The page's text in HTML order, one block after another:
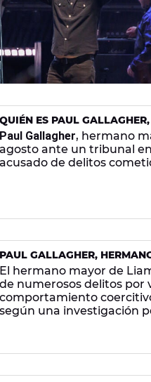
QUIÉN ES PAUL
DE VIOLACIÓN Y OTROS
Paul Gallagher, hermano
agosto ante un tribunal
acusado de delitos
PAUL GALLAGHER,
Y OTROS DELITOS SEXUALES
El hermano mayor de
de numerosos delitos por
comportamiento
según una investigación